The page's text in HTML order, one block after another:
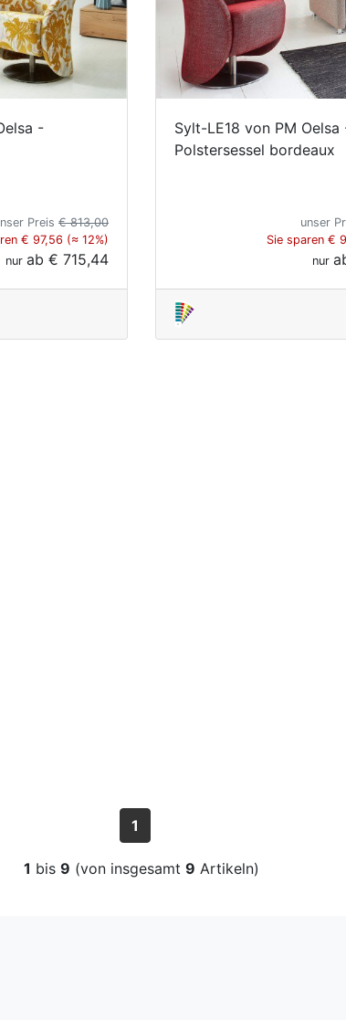
-
Preis € 813,00
€ 97,56 (≈ 12%)
nur ab € 715,44
Sylt-LE18 von PM Oelsa
Polstersessel bordeaux
unser
Sie sparen €
nur
1
1 bis 9 (von insgesamt 9 Artikeln)